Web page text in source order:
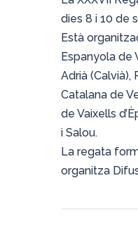
dies 8 i 10 de
Està
Espanyola de
Adrià (Calvià),
Catalana de
de Vaixells
i Salou.
La regata
organitza